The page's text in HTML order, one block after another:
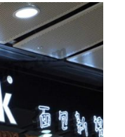
Làm biển
tóc Thuận An
Thi công